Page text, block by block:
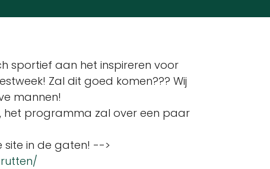
sportief aan het inspireren voor
Zal dit goed komen??? Wij
mannen!
het programma zal over een paar
in de gaten! -->